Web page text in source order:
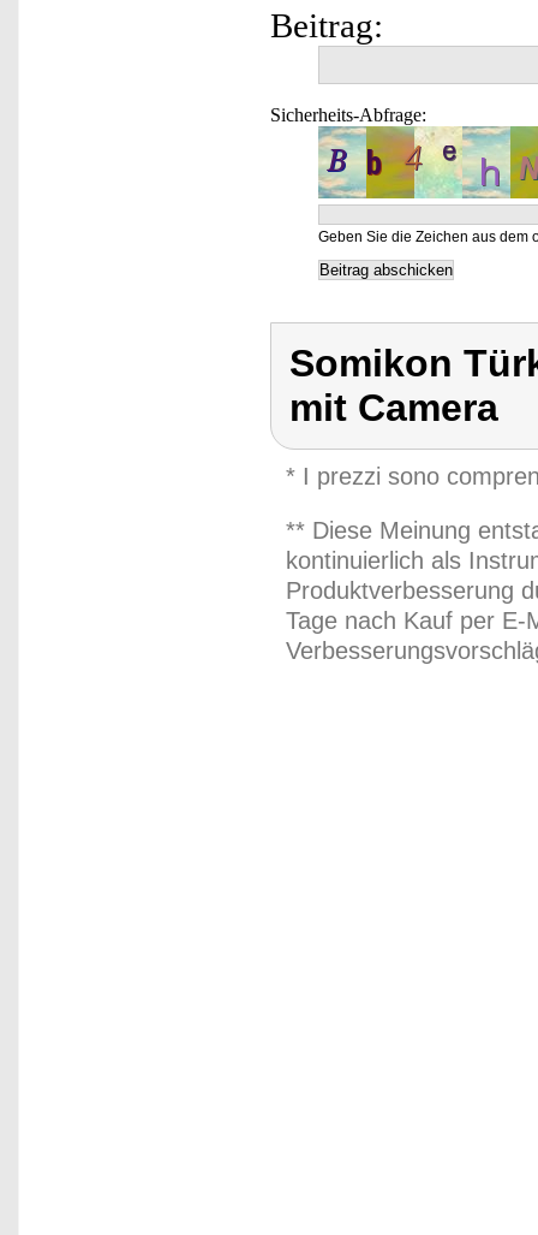
Beitrag:
Sicherheits-Abfrage:
Geben Sie die Zeichen aus dem
Somikon
mit Camera
* I prezzi sono
** Diese Meinung
kontinuierlich als
Produktverbesserung
Tage nach Kauf per E-